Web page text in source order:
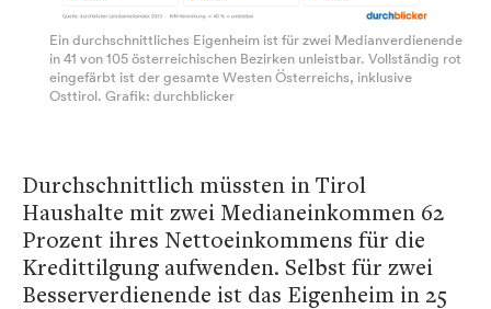
Ein durchschnittliches Eigenheim ist für zwei Medianverdienende
in 41 von 105 österreichischen Bezirken unleistbar. Vollständig rot
eingefärbt ist der gesamte Westen Österreichs, inklusive
Osttirol. Grafik: durchblicker
Durchschnittlich müssten in Tirol
Haushalte mit zwei Medianeinkommen 62
Prozent ihres Nettoeinkommens für die
Kredittilgung aufwenden. Selbst für zwei
Besserverdienende ist das Eigenheim in 25